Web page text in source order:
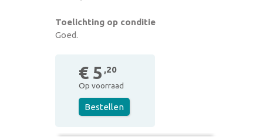
Toelichting op conditie
Goed.
€ 5 ,20
Op voorraad
Bestellen